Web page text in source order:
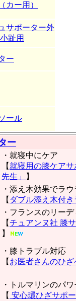
カー用）
サポーター外
趾用
ー
ール
ー
・就寝中にケア
【 就寝用の膝ケア
先生」
】
・添え木効果でラ
【 ダブル添え木付
・フランスのリー
【チュアンヌ社 膝
】
・膝トラブル対応
【 お医者さんのひざ
・トルマリンのパワ
【 安心環ひざサポ